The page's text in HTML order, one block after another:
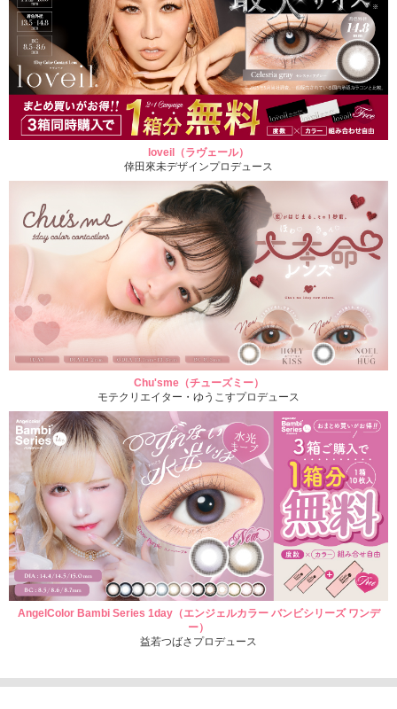
loveil（ラヴェール）
倖田來未デザインプロデュース
Chu'sme（チューズミー）
モテクリエイター・ゆうこすプロデュース
AngelColor Bambi Series 1day（エンジェルカラー バンビシリーズ ワンデ
ー）
益若つばさプロデュース